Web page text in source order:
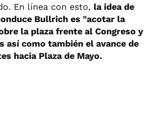
En línea con esto, la idea de
Bullrich es "acotar la
la plaza frente al Congreso y
así como también el avance de
hacia Plaza de Mayo.